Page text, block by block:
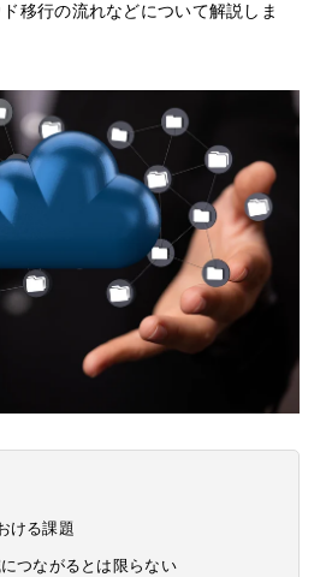
移行の流れなどについて解説しま
ける課題
つながるとは限らない